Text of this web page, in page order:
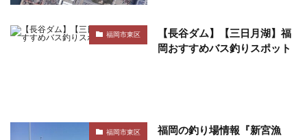
福岡市東区
【長谷ダム】【三日月湖】福
岡おすすめバス釣りスポット
福岡市東区
福岡の釣り場情報『新宮漁